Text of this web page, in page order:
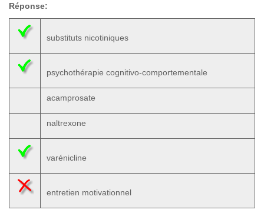
Réponse:
substituts nicotiniques
psychothérapie cognitivo-comportementale
acamprosate
naltrexone
varénicline
entretien motivationnel